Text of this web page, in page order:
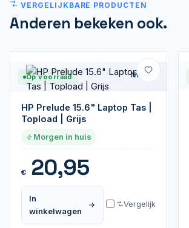
VERGELIJKBARE PRODUCTEN
Anderen bekeken ook.
Op voorraad Nieuw
HP Prelude 15.6" Laptop Tas |
Topload | Grijs
Morgen in huis
€20,95
In
winkelwagen
Vergelijk